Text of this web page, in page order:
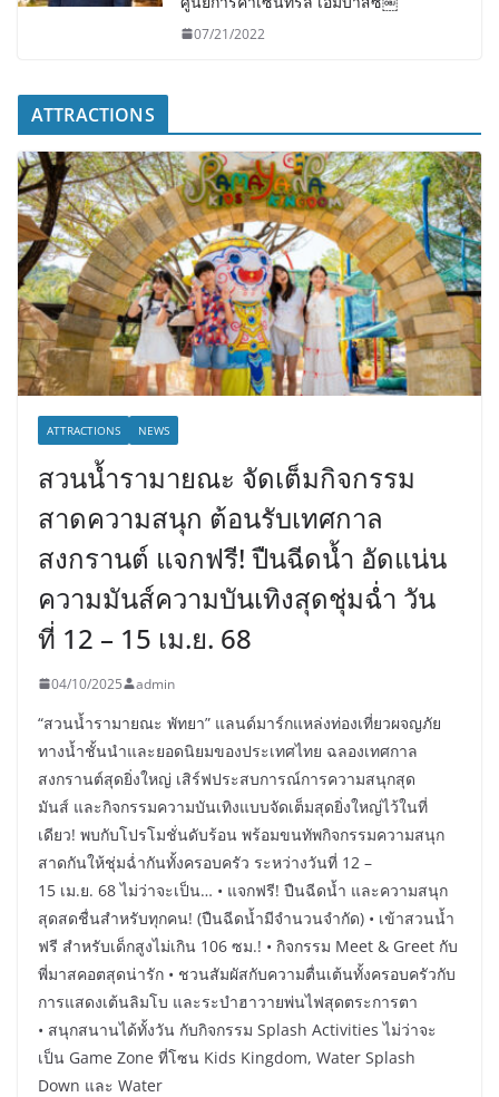
07/21/2022
ATTRACTIONS
ATTRACTIONS NEWS
สวนน้ำรามายณะ จัดเต็มกิจกรรม
สาดความสนุก ต้อนรับเทศกาล
สงกรานต์ แจกฟรี! ปืนฉีดน้ำ อัดแน่น
ความมันส์ความบันเทิงสุดชุ่มฉ่ำ วัน
ที่ 12 – 15 เม.ย. 68
04/10/2025 admin
“สวนน้ำรามายณะ พัทยา” แลนด์มาร์กแหล่งท่องเที่ยวผจญภัย
ทางน้ำชั้นนำและยอดนิยมของประเทศไทย ฉลองเทศกาล
สงกรานต์สุดยิ่งใหญ่ เสิร์ฟประสบการณ์การความสนุกสุด
มันส์ และกิจกรรมความบันเทิงแบบจัดเต็มสุดยิ่งใหญ่ไว้ในที่
เดียว! พบกับโปรโมชั่นดับร้อน พร้อมขนทัพกิจกรรมความสนุก
สาดกันให้ชุ่มฉ่ำกันทั้งครอบครัว ระหว่างวันที่ 12 –
15 เม.ย. 68 ไม่ว่าจะเป็น… • แจกฟรี! ปืนฉีดน้ำ และความสนุก
สุดสดชื่นสำหรับทุกคน! (ปืนฉีดน้ำมีจำนวนจำกัด) • เข้าสวนน้ำ
ฟรี สำหรับเด็กสูงไม่เกิน 106 ซม.! • กิจกรรม Meet & Greet กับ
พี่มาสคอตสุดน่ารัก • ชวนสัมผัสกับความตื่นเต้นทั้งครอบครัวกับ
การแสดงเต้นลิมโบ และระบำฮาวายพ่นไฟสุดตระการตา
• สนุกสนานได้ทั้งวัน กับกิจกรรม Splash Activities ไม่ว่าจะ
เป็น Game Zone ที่โซน Kids Kingdom, Water Splash
Down และ Water